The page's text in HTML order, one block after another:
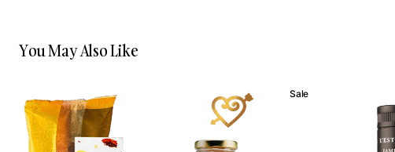
You May Also Like
Sale